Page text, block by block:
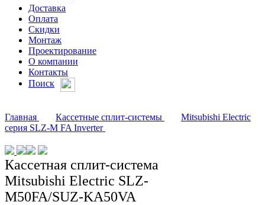
Доставка
Оплата
Скидки
Монтаж
Проектирование
О компании
Контакты
Поиск
Главная Кассетные сплит-системы
Mitsubishi Electric
серия SLZ-M FA Inverter
Кассетная сплит-система
Mitsubishi Electric SLZ-
M50FA/SUZ-KA50VA